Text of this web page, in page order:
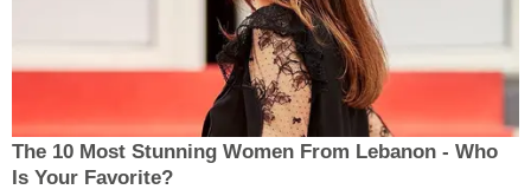
The 10 Most Stunning Women From Lebanon - Who
Is Your Favorite?